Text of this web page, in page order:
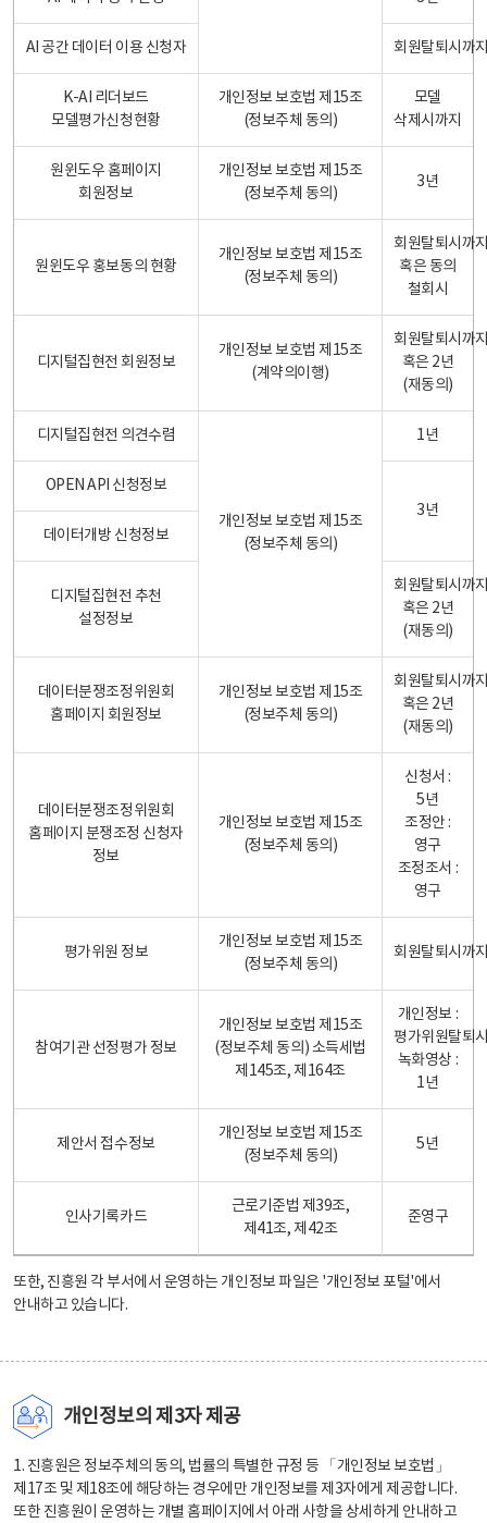
AI 공간 데이터 이용 신청자 회원탈퇴시까
K-AI 리더보드
모델평가신청현황
개인정보 보호법 제15조
(정보주체 동의)
모델
삭제시까지
원윈도우 홈페이지
회원정보
개인정보 보호법 제15조
(정보주체 동의)
3년
원윈도우 홍보동의 현황
개인정보 보호법 제15조
(정보주체 동의)
회원탈퇴시까
혹은 동의
철회시
디지털집현전 회원정보
개인정보 보호법 제15조
(계약의이행)
회원탈퇴시까
혹은 2년
(재동의)
디지털집현전 의견수렴
개인정보 보호법 제15조
(정보주체 동의)
1년
OPEN API 신청정보
3년
데이터개방 신청정보
디지털집현전 추천
설정정보
회원탈퇴시까
혹은 2년
(재동의)
데이터분쟁조정위원회
홈페이지 회원정보
개인정보 보호법 제15조
(정보주체 동의)
회원탈퇴시까
혹은 2년
(재동의)
데이터분쟁조정위원회
홈페이지 분쟁조정 신청자
정보
개인정보 보호법 제15조
(정보주체 동의)
신청서 :
5년
조정안 :
영구
조정조서 :
영구
평가위원 정보
개인정보 보호법 제15조
(정보주체 동의)
회원탈퇴시까
참여기관 선정평가 정보
개인정보 보호법 제15조
(정보주체 동의) 소득세법
제145조, 제164조
개인정보 :
평가위원탈퇴
녹화영상 :
1년
제안서 접수정보
개인정보 보호법 제15조
(정보주체 동의)
5년
인사기록카드
근로기준법 제39조,
제41조, 제42조
준영구
또한, 진흥원 각 부서에서 운영하는 개인정보 파일은 '개인정보 포털'에서
안내하고 있습니다.
개인정보의 제3자 제공
1. 진흥원은 정보주체의 동의, 법률의 특별한 규정 등 「개인정보 보호법」
제17조 및 제18조에 해당하는 경우에만 개인정보를 제3자에게 제공합니다.
또한 진흥원이 운영하는 개별 홈페이지에서 아래 사항을 상세하게 안내하고